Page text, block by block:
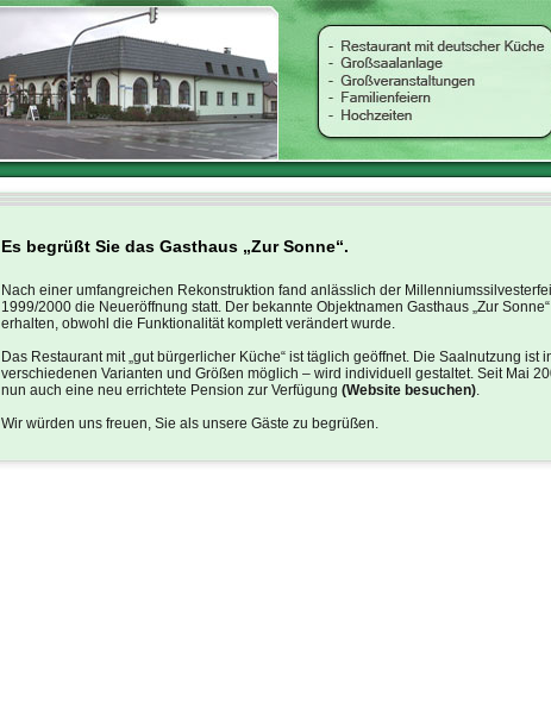
Es begrüßt Sie das Gasthaus „Zur Sonne“.
Nach einer umfangreichen Rekonstruktion fand anlässlich der
1999/2000 die Neueröffnung statt. Der bekannte Objektnamen Gasthaus „Zur
erhalten, obwohl die Funktionalität komplett verändert wurde.
Das Restaurant mit „gut bürgerlicher Küche“ ist täglich geöffnet. Die Saalnutzung ist
verschiedenen Varianten und Größen möglich – wird individuell gestaltet. Seit Mai
nun auch eine neu errichtete Pension zur Verfügung (Website besuchen).
Wir würden uns freuen, Sie als unsere Gäste zu begrüßen.